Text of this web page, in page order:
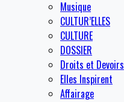
Musique
CULTUR’ELLES
CULTURE
DOSSIER
Droits et Devoirs
Elles Inspirent
Affairage